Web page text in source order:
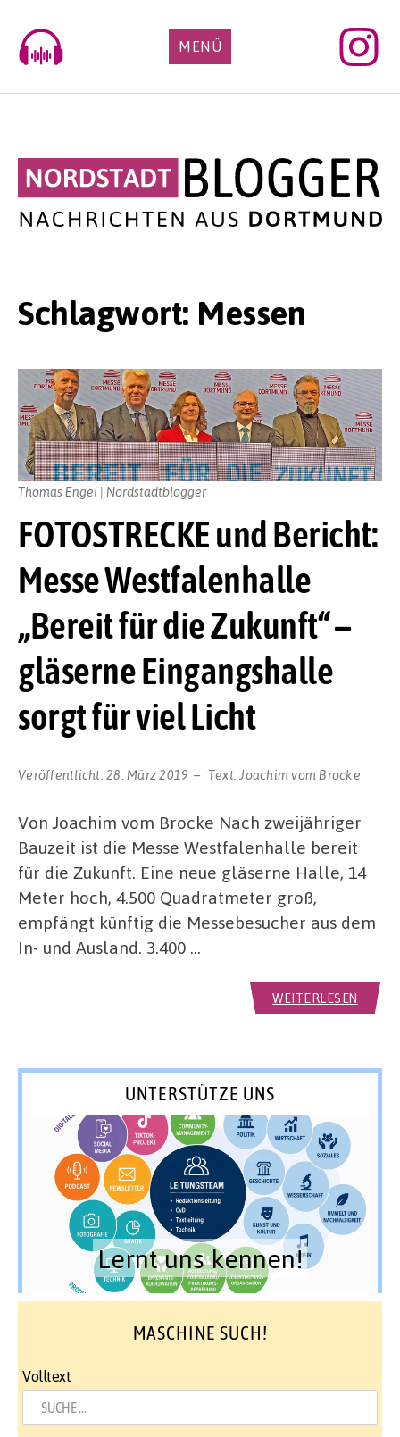
content
MENÜ
Schlagwort: Messen
FOTOSTRECKE und Bericht:
Messe Westfalenhalle
„Bereit für die Zukunft“ –
gläserne Eingangshalle
sorgt für viel Licht
Veröffentlicht:28. März 2019 Text: Joachim vom Brocke
Thomas Engel | Nordstadtblogger
Von Joachim vom Brocke Nach zweijähriger
Bauzeit ist die Messe Westfalenhalle bereit
für die Zukunft. Eine neue gläserne Halle, 14
Meter hoch, 4.500 Quadratmeter groß,
empfängt künftig die Messebesucher aus dem
In- und Ausland. 3.400 …
WEITERLESEN
UNTERSTÜTZE UNS
Lernt uns kennen!
MASCHINE SUCH!
Volltext